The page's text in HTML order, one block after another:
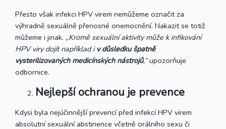
Přesto však infekci HPV virem nemůžeme označit za
výhradně sexuálně přenosné onemocnění. Nakazit se totiž
můžeme i jinak. „Kromě sexuální aktivity může k infikování
HPV viry dojít například i v důsledku špatně
vysterilizovaných medicínských nástrojů,“upozorňuje
odbornice.
Nejlepší ochranou je prevence
Kdysi byla nejúčinnější prevencí před infekcí HPV virem
absolutní sexuální abstinence včetně orálního sexu či